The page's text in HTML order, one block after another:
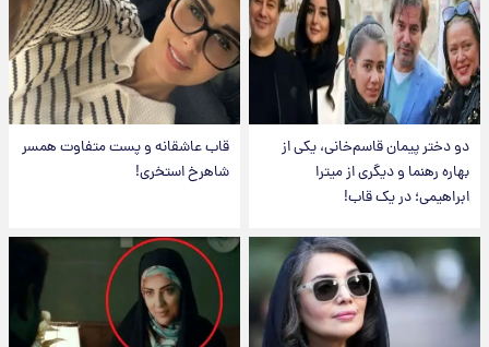
دو دختر پیمان قاسم‌خانی، یکی از
بهاره رهنما و دیگری از میترا
ابراهیمی؛ در یک قاب!
قاب عاشقانه و پست متفاوت همسر
شاهرخ استخری!